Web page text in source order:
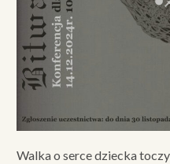
Walka o serce dziecka